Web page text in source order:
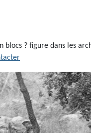
? figure dans les